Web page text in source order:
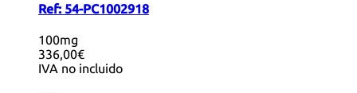
Ref: 54-PC1002918
100mg
336,00€
IVA no incluido